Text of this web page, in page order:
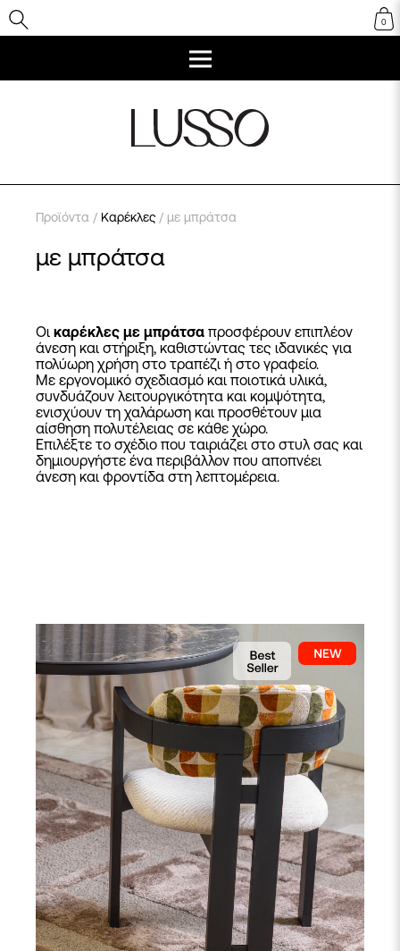
0
Προϊόντα / Καρέκλες / με μπράτσα
με μπράτσα
Οι καρέκλες με μπράτσα προσφέρουν επιπλέον
άνεση και στήριξη, καθιστώντας τες ιδανικές για
πολύωρη χρήση στο τραπέζι ή στο γραφείο.
Με εργονομικό σχεδιασμό και ποιοτικά υλικά,
συνδυάζουν λειτουργικότητα και κομψότητα,
ενισχύουν τη χαλάρωση και προσθέτουν μια
αίσθηση πολυτέλειας σε κάθε χώρο.
Επιλέξτε το σχέδιο που ταιριάζει στο στυλ σας και
δημιουργήστε ένα περιβάλλον που αποπνέει
άνεση και φροντίδα στη λεπτομέρεια.